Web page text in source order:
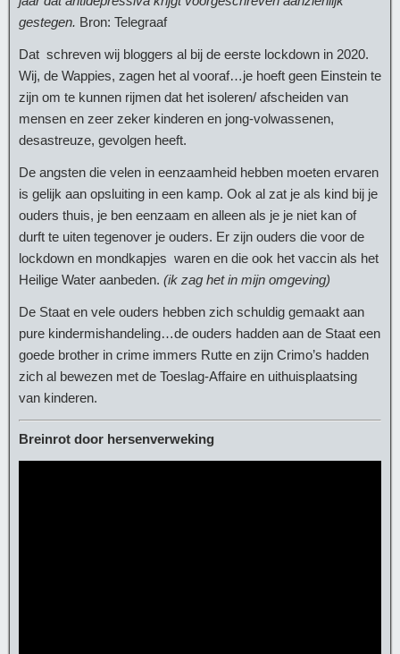
gestegen. Bron: Telegraaf
Dat schreven wij bloggers al bij de eerste lockdown in 2020.
Wij, de Wappies, zagen het al vooraf…je hoeft geen Einstein te
zijn om te kunnen rijmen dat het isoleren/ afscheiden van
mensen en zeer zeker kinderen en jong-volwassenen,
desastreuze, gevolgen heeft.
De angsten die velen in eenzaamheid hebben moeten ervaren
is gelijk aan opsluiting in een kamp. Ook al zat je als kind bij je
ouders thuis, je ben eenzaam en alleen als je je niet kan of
durft te uiten tegenover je ouders. Er zijn ouders die voor de
lockdown en mondkapjes waren en die ook het vaccin als het
Heilige Water aanbeden. (ik zag het in mijn omgeving)
De Staat en vele ouders hebben zich schuldig gemaakt aan
pure kindermishandeling…de ouders hadden aan de Staat een
goede brother in crime immers Rutte en zijn Crimo’s hadden
zich al bewezen met de Toeslag-Affaire en uithuisplaatsing
van kinderen.
Breinrot door hersenverweking